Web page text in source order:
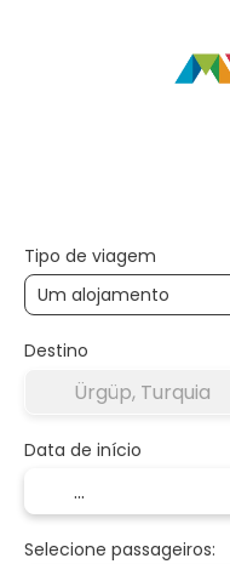
Tipo de viagem
Destino
Data de início
Selecione passageiros: